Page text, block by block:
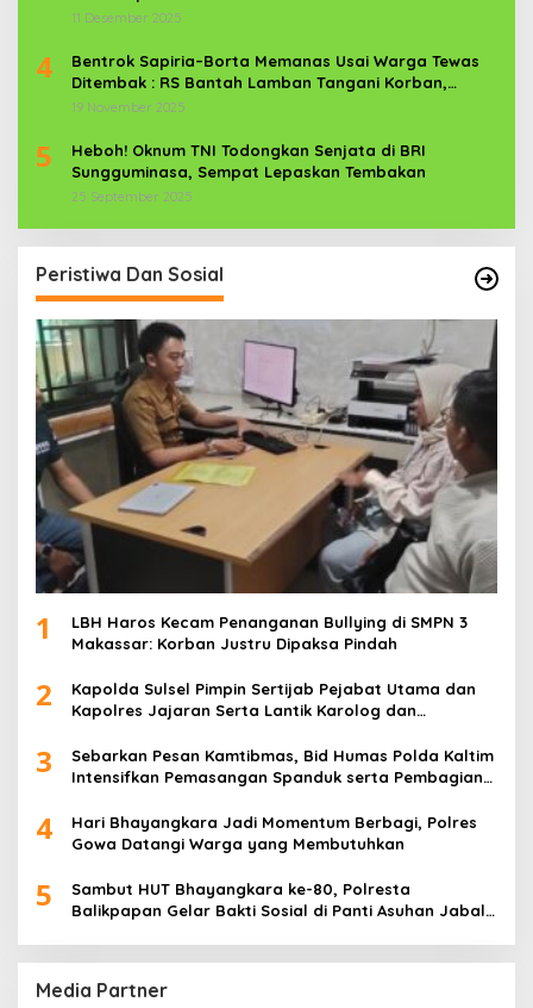
11 Desember 2025
4
Bentrok Sapiria–Borta Memanas Usai Warga Tewas
Ditembak : RS Bantah Lamban Tangani Korban,
Aparat TNI-POLRI Dikerahkan
19 November 2025
5
Heboh! Oknum TNI Todongkan Senjata di BRI
Sungguminasa, Sempat Lepaskan Tembakan
25 September 2025
Peristiwa Dan Sosial
1
LBH Haros Kecam Penanganan Bullying di SMPN 3
Makassar: Korban Justru Dipaksa Pindah
2
Kapolda Sulsel Pimpin Sertijab Pejabat Utama dan
Kapolres Jajaran Serta Lantik Karolog dan
3
Sebarkan Pesan Kamtibmas, Bid Humas Polda Kaltim
Intensifkan Pemasangan Spanduk serta Pembagian
4
Hari Bhayangkara Jadi Momentum Berbagi, Polres
Gowa Datangi Warga yang Membutuhkan
5
Sambut HUT Bhayangkara ke-80, Polresta
Balikpapan Gelar Bakti Sosial di Panti Asuhan Jabal
Media Partner